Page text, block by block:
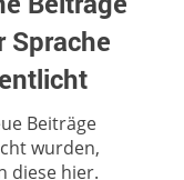
Sprache
Beiträge
wurden,
diese hier.